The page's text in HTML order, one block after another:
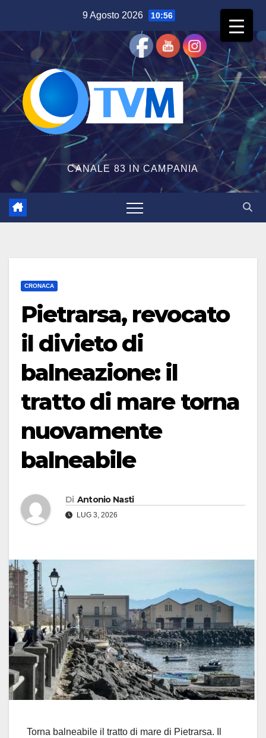
contenuto
9 Agosto 2026 10:56
CANALE 83 IN CAMPANIA
CRONACA
Pietrarsa, revocato
il divieto di
balneazione: il
tratto di mare torna
nuovamente
balneabile
Di Antonio Nasti
LUG 3, 2026
Torna balneabile il tratto di mare di Pietrarsa. Il